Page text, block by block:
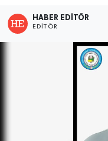
HABER EDITÖR
EDITÖR